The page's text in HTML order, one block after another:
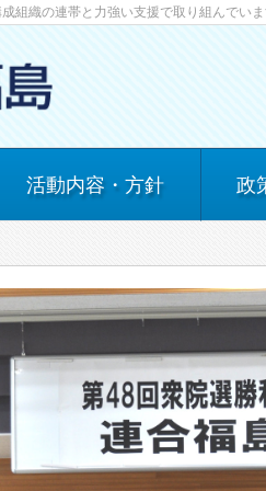
組織の連帯と力強い支援で取り組んでい
活動内容・方針 政